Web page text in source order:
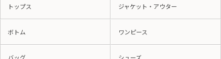
トップス ジャケット・アウター
ボトム ワンピース